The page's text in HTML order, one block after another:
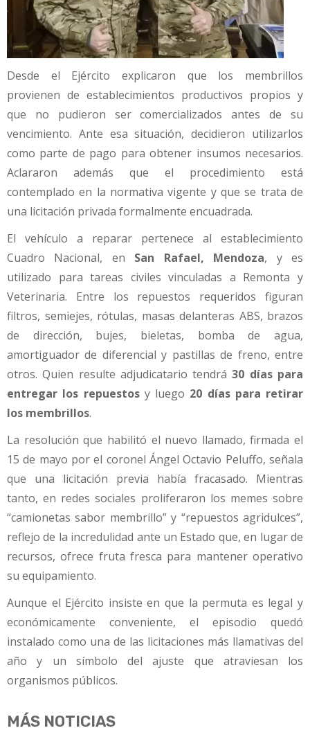
Desde el Ejército explicaron que los membrillos
provienen de establecimientos productivos propios y
que no pudieron ser comercializados antes de su
vencimiento. Ante esa situación, decidieron utilizarlos
como parte de pago para obtener insumos necesarios.
Aclararon además que el procedimiento está
contemplado en la normativa vigente y que se trata de
una licitación privada formalmente encuadrada.
El vehículo a reparar pertenece al establecimiento
Cuadro Nacional, en San Rafael, Mendoza, y es
utilizado para tareas civiles vinculadas a Remonta y
Veterinaria. Entre los repuestos requeridos figuran
filtros, semiejes, rótulas, masas delanteras ABS, brazos
de dirección, bujes, bieletas, bomba de agua,
amortiguador de diferencial y pastillas de freno, entre
otros. Quien resulte adjudicatario tendrá30 días para
entregar los repuestosy luego 20 días para retirar
los membrillos.
La resolución que habilitó el nuevo llamado, firmada el
15 de mayo por el coronel Ángel Octavio Peluffo, señala
que una licitación previa había fracasado. Mientras
tanto, en redes sociales proliferaron los memes sobre
“camionetas sabor membrillo” y “repuestos agridulces”,
reflejo de la incredulidad ante un Estado que, en lugar de
recursos, ofrece fruta fresca para mantener operativo
su equipamiento.
Aunque el Ejército insiste en que la permuta es legal y
económicamente conveniente, el episodio quedó
instalado como una de las licitaciones más llamativas del
año y un símbolo del ajuste que atraviesan los
organismos públicos.
MÁS NOTICIAS